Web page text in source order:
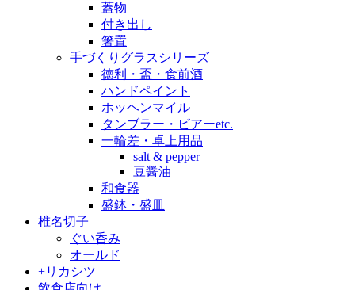
蓋物
付き出し
箸置
手づくりグラスシリーズ
徳利・盃・食前酒
ハンドペイント
ホッヘンマイル
タンブラー・ビアーetc.
一輪差・卓上用品
salt & pepper
豆醤油
和食器
盛鉢・盛皿
椎名切子
ぐい呑み
オールド
+リカシツ